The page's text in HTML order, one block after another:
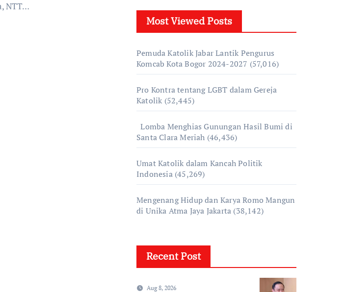
NTT…
Most Viewed Posts
Pemuda Katolik Jabar Lantik Pengurus
Komcab Kota Bogor 2024-2027 (57,016)
Pro Kontra tentang LGBT dalam Gereja
Katolik (52,445)
Lomba Menghias Gunungan Hasil Bumi di
Santa Clara Meriah (46,436)
Umat Katolik dalam Kancah Politik
Indonesia (45,269)
Mengenang Hidup dan Karya Romo Mangun
di Unika Atma Jaya Jakarta (38,142)
Recent Post
Aug 8, 2026